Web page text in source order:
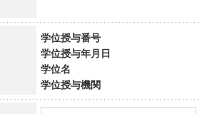
学位授与番号
学位授与年月日
学位名
学位授与機関